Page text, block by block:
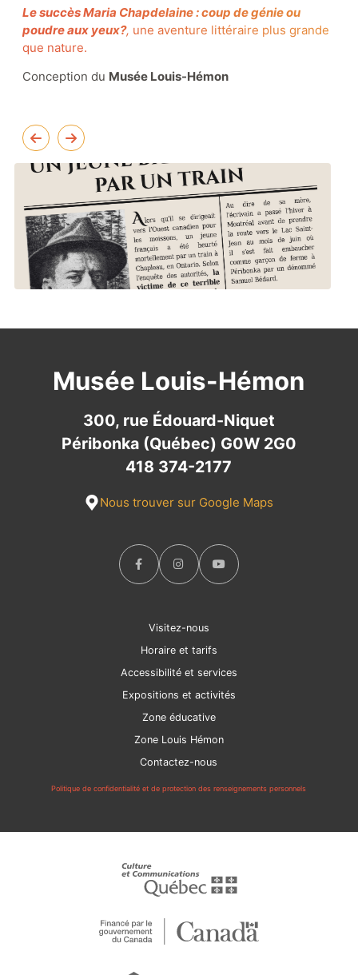
Le succès Maria Chapdelaine : coup de génie ou
poudre aux yeux?, une aventure littéraire plus grande
que nature.
Conception du Musée Louis-Hémon
Musée Louis-Hémon
300, rue Édouard-Niquet
Péribonka (Québec) G0W 2G0
418 374-2177
Nous trouver sur Google Maps
Visitez-nous
Horaire et tarifs
Accessibilité et services
Expositions et activités
Zone éducative
Zone Louis Hémon
Contactez-nous
Politique de confidentialité et de protection des renseignements personnels